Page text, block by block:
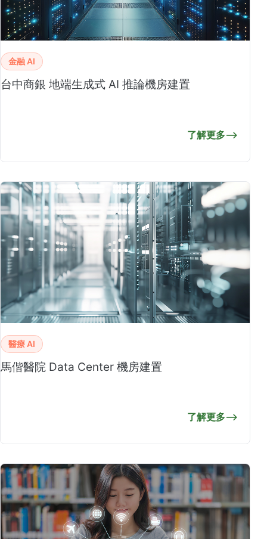
金融 AI
台中商銀 地端生成式 AI 推論機房建置
了解更多⟶
醫療 AI
馬偕醫院 Data Center 機房建置
了解更多⟶